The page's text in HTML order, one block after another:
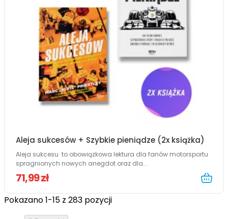
Aleja sukcesów + Szybkie pieniądze (2x książka)
Aleja sukcesu to obowiązkowa lektura dla fanów motorsportu
spragnionych nowych anegdot oraz dla...
71,99 zł
Pokazano 1-15 z 283 pozycji